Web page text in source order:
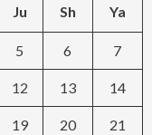
Ju Sh Ya
5 6 7
12 13 14
19 20 21